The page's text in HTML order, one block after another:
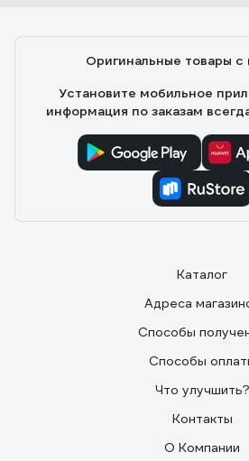
Оригинальные товары с
Установите мобильное
информация по заказам
Каталог
Адреса
Способы
Способы
Что улучшить?
Контакты
О Компании